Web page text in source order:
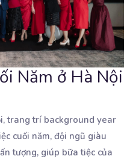
Năm ở Hà Nội
trang trí background year
cuối năm, đội ngũ giàu
tượng, giúp bữa tiệc của